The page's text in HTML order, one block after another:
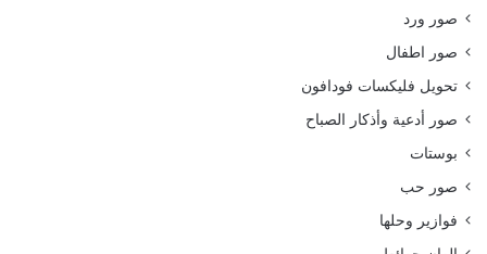
صور ورد
صور اطفال
تحويل فليكسات فودافون
صور أدعية وأذكار الصباح
بوستات
صور حب
فوازير وحلها